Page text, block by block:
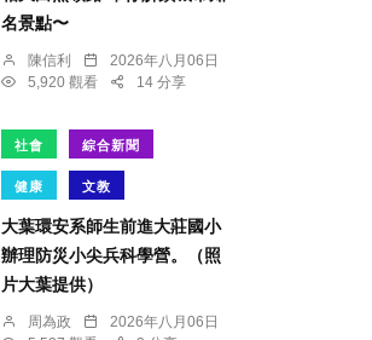
名景點〜
陳信利
2026年八月06日
5,920 觀看
14 分享
社會 綜合新聞
健康 文教
大葉環安系師生前進大莊國小
辦理防災小尖兵科學營。（照
片大葉提供）
周為政
2026年八月06日